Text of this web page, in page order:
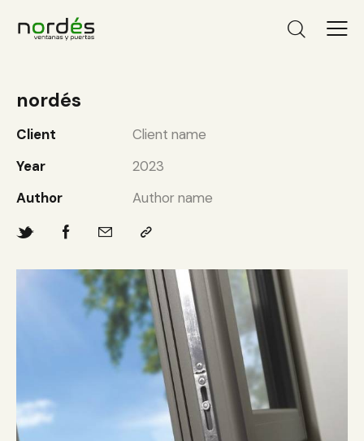
nordés
Client
Client name
Year
2023
Author
Author name